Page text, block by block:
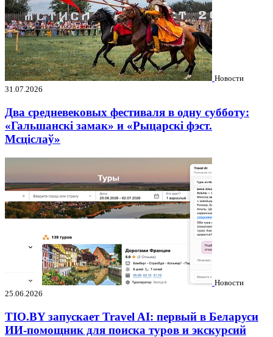
Новости
31.07.2026
Два средневековых фестиваля в одну субботу:
«Гальшанскі замак» и «Рыцарскі фэст.
Мсціслаў»
Новости
25.06.2026
TIO.BY запускает Travel AI: первый в Беларуси
ИИ-помощник для поиска туров и экскурсий